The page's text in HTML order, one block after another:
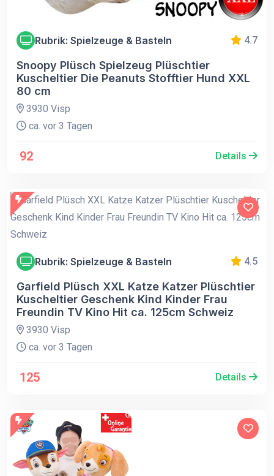
Rubrik: Spielzeuge & Basteln 4.7
Snoopy Plüsch Spielzeug Plüschtier
Kuscheltier Die Peanuts Stofftier Hund XXL
80 cm
3930 Visp
ca. vor 3 Tagen
92 Details
Rubrik: Spielzeuge & Basteln 4.5
Garfield Plüsch XXL Katze Katzer Plüschtier
Kuscheltier Geschenk Kind Kinder Frau
Freundin TV Kino Hit ca. 125cm Schweiz
3930 Visp
ca. vor 3 Tagen
125 Details